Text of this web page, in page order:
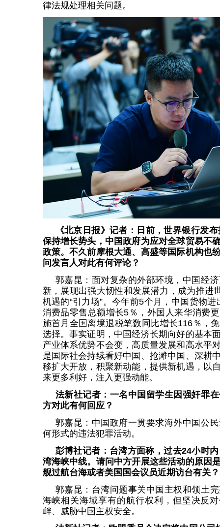
律法规处理相关问题。
《北京日报》记者：日前，世界银行发
保持增长势头，中国政府为应对全球贸易不
政策。不久前摩根大通、高盛等国际机构也
问发言人对此有何评论？
郭嘉昆：面对复杂的外部环境，中国经
新，展现出强大韧性和发展潜力，成为推进
机遇的“引力场”。今年前5个月，中国货物
消费品零售总额增长5％，外国人来华消费
施首月全国离境退税笔数同比增长116％，
选择。事实证明，中国经济长期向好的基本
产业体系优势不会变，高质量发展和高水平
是国际社会持续看好中国、抢滩中国、深耕
移扩大开放，积聚新动能，提供新机遇，以
来更多利好，注入更强动能。
法新社记者：一名中国留学生因强奸罪
方对此有何回应？
郭嘉昆：中国政府一贯要求海外中国公
何形式的违法犯罪活动。
彭博社记者：台湾方面称，过去24小时
湾海峡中线。请问中方开展这些活动的原因
舰过航台海或者美国国会议员近期访台有关？
郭嘉昆：台湾问题事关中国主权和领土
海峡相关海域享有的航行权利，但坚决反
衅、威胁中国主权安全。